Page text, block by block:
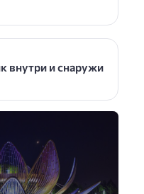
внутри и снаружи